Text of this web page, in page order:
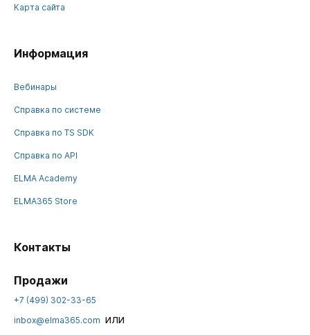
Карта сайта
Информация
Вебинары
Справка по системе
Справка по TS SDK
Справка по API
ELMA Academy
ELMA365 Store
Контакты
Продажи
+7 (499) 302-33-65
inbox@elma365.com или